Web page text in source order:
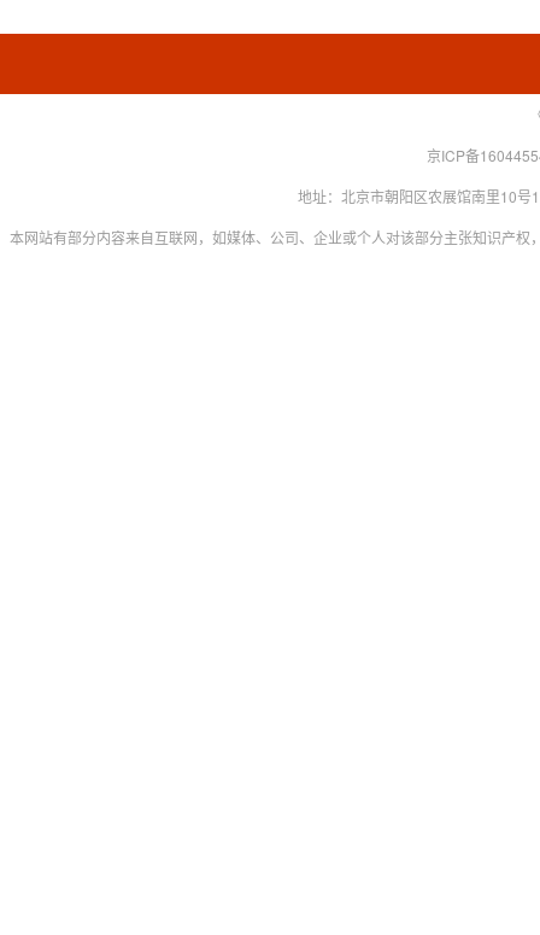
京ICP备
地址：北京市朝阳区农展馆南里10
本网站有部分内容来自互联网，如媒体、公司、企业或个人对该部分主张知识产